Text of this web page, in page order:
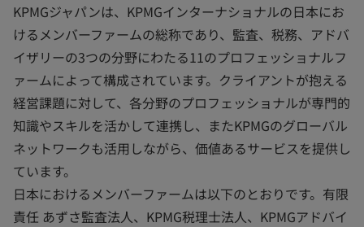
KPMGジャパンは、KPMGインターナショナルの日本にお
けるメンバーファームの総称であり、監査、税務、アドバ
イザリーの3つの分野にわたる11のプロフェッショナルフ
ァームによって構成されています。クライアントが抱える
経営課題に対して、各分野のプロフェッショナルが専門的
知識やスキルを活かして連携し、またKPMGのグローバル
ネットワークも活用しながら、価値あるサービスを提供し
ています。
日本におけるメンバーファームは以下のとおりです。有限
責任 あずさ監査法人、KPMG税理士法人、KPMGアドバイ